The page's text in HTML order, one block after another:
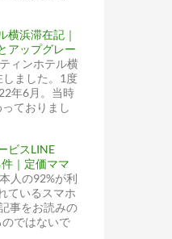
横浜滞在記｜
アップグレー
ィンホテル横
ました。1度
年6月。当時
ておりまし
ビスLINE
｜定価ママ
人の92%が利
ているスマホ
事をお読みの
ではないで